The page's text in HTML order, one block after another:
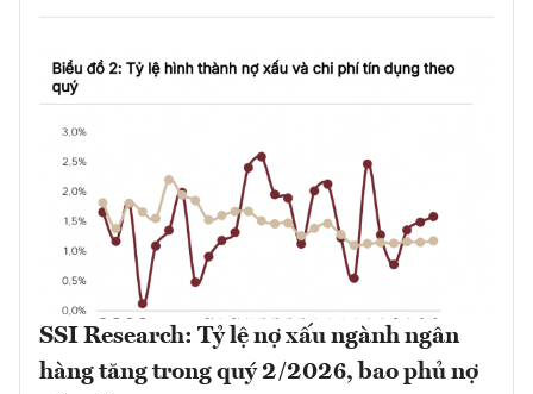
SSI Research: Tỷ lệ nợ xấu ngành ngân
hàng tăng trong quý 2/2026, bao phủ nợ